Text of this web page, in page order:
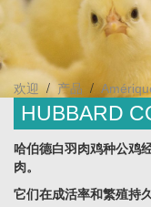
欢迎/产品 /
HUBBARD
哈伯德白羽肉鸡种公鸡
肉。
它们在成活率和繁殖持